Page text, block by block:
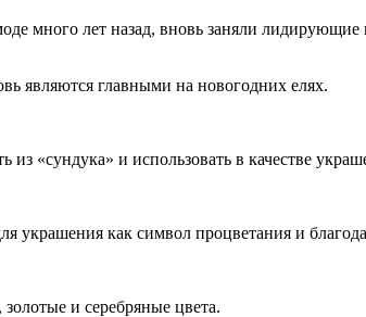
много лет назад, вновь заняли
являются главными на новогодних елях.
«сундука» и использовать в качестве
украшения как символ процветания и
и серебряные цвета.